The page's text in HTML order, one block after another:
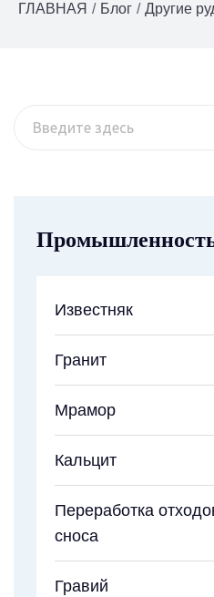
ГЛАВНАЯ / Блог / Другие
Известняк
Гранит
Мрамор
Кальцит
Переработка
сноса
Гравий